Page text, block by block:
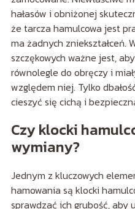
hałasów i obniżonej
że tarcza hamulcowa jest
ma żadnych zniekształceń.
szczękowych ważne jest,
równolegle do obręczy i
względem niej. Tylko
cieszyć się cichą i
Czy klocki
wymiany?
Jednym z kluczowych
hamowania są klocki
sprawdzać ich grubość, aby